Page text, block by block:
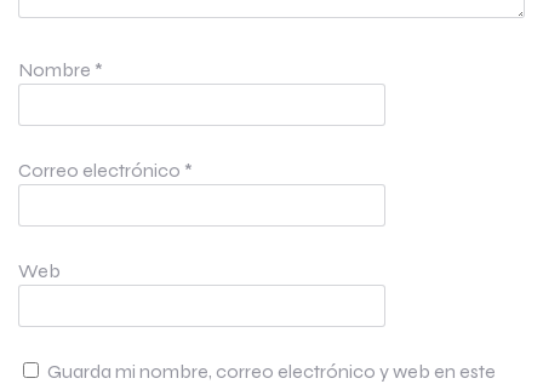
Nombre *
Correo electrónico *
Web
Guarda mi nombre, correo electrónico y web en este